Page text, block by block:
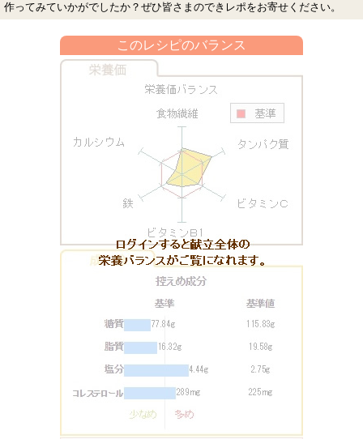
作ってみていかがでしたか？ぜひ皆さまのできレポをお寄せください。
このレシピのバランス